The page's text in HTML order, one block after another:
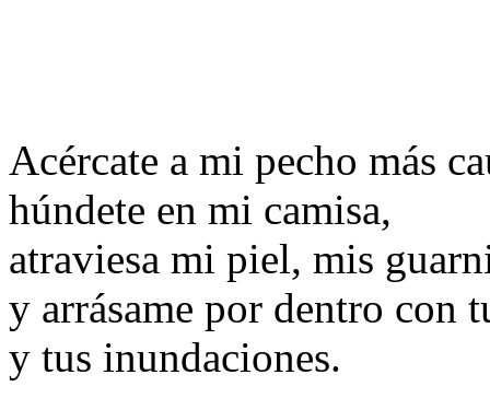
Acércate a mi pecho más
húndete en mi camisa,
atraviesa mi piel, mis
y arrásame por dentro con
y tus inundaciones.